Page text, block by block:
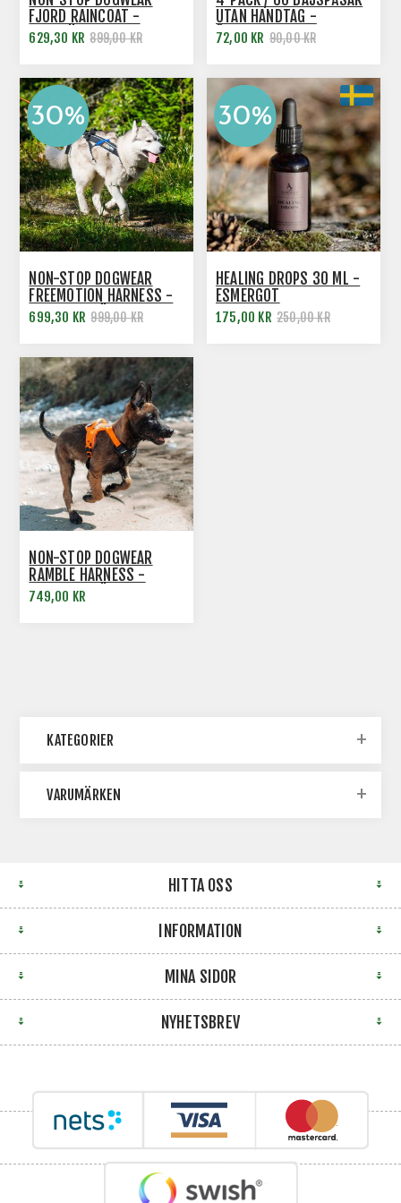
FJORD RAINCOAT -
REGNTÄCKE
629,30 KR 899,00 KR
UTAN HANDTAG -
ÅTERVUNNEN PLAST -
BECO
72,00 KR 90,00 KR
NON-STOP DOGWEAR
FREEMOTION HARNESS -
HUNDSELE FÖR DRAG
699,30 KR 999,00 KR
HEALING DROPS 30 ML -
ESMERGOT
175,00 KR 250,00 KR
NON-STOP DOGWEAR
RAMBLE HARNESS -
HUNDSELE FÖR VARDAG,
VANDRING OCH SÖK -
749,00 KR
KATEGORIER
VARUMÄRKEN
HITTA OSS
INFORMATION
MINA SIDOR
NYHETSBREV